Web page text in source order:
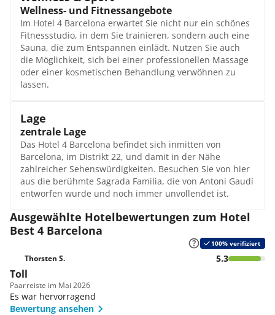
einen Ausflug in das Nachtleben Barcelonas zurecht.
Dreibettzimmer
In diesem Zimmer wohnen bis zu 3 Personen und
schlafen auf dem Sofabett sowie einem Doppelbett oder
Twin-Betten. Hier tanken Sie Kraft für ereignisreiche
Tage! Zudem stehen ein vollständig ausgestattetes
Badezimmer, der Internetzugang über WLAN sowie ein
Flachbildfernseher zur Verfügung.
Bar(s)
In der Cafeteria haben Sie die Möglichkeit, ein schnelles
Frühstück einzunehmen oder auch zu entspannen.
Dabei gönnen Sie sich einen erfrischenden Cocktail,
einen Longdrink oder kommen in den Genuss einer
Auswahl an exklusiven Gins.
Wellness- und Fitnessangebote
Im Hotel 4 Barcelona erwartet Sie nicht nur ein schönes
Fitnessstudio, in dem Sie trainieren, sondern auch eine
Sauna, die zum Entspannen einlädt. Nutzen Sie auch
die Möglichkeit, sich bei einer professionellen Massage
oder einer kosmetischen Behandlung verwöhnen zu
lassen.
Lage
zentrale Lage
Das Hotel 4 Barcelona befindet sich inmitten von
Barcelona, im Distrikt 22, und damit in der Nähe
zahlreicher Sehenswürdigkeiten. Besuchen Sie von hier
aus die berühmte Sagrada Familia, die von Antoni Gaudí
entworfen wurde und noch immer unvollendet ist.
Ausgewählte Hotelbewertungen zum Hotel
Best 4 Barcelona
100% verifiziert
Thorsten S. 5.3
Toll
Paarreiste im Mai 2026
Es war hervorragend
Bewertung ansehen